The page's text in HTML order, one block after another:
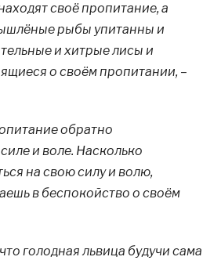
своё пропитание, а
рыбы упитанны и
и хитрые лисы и
о своём пропитании, –
обратно
и воле. Насколько
на свою силу и волю,
в беспокойство о своём
голодная львица будучи сама